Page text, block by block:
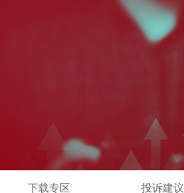
下载专区 投诉建议